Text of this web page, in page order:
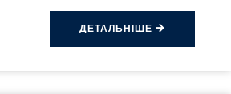
ДЕТАЛЬНІШЕ